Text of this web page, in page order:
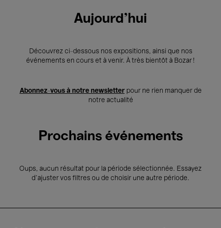
Aujourd'hui
Découvrez ci-dessous nos expositions, ainsi que nos
événements en cours et à venir. À très bientôt à Bozar !
Abonnez-vous à notre newsletterpour ne rien manquer de
notre actualité
Prochains événements
Oups, aucun résultat pour la période sélectionnée. Essayez
d’ajuster vos filtres ou de choisir une autre période.